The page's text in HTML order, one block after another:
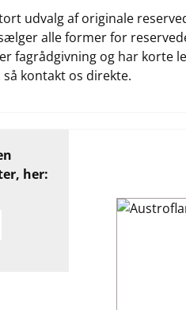
udvalg af originale
alle former for
fagrådgivning og har korte
kontakt os direkte.
her: